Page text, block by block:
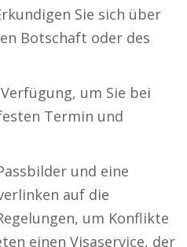
Sie sich über
Botschaft oder des
um Sie bei
Termin und
und eine
auf die
um Konflikte
einen Visaservice, der